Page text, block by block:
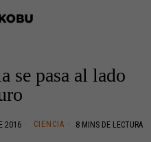
se pasa al lado
2016 CIENCIA 8 MINS DE LECTURA